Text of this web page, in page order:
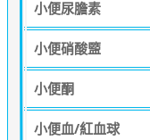
小便尿膽素
小便硝酸盬
小便酮
小便血/紅血球